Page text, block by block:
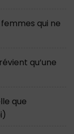
qui ne
qu’une
que